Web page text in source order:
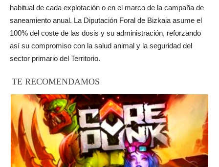
habitual de cada explotación o en el marco de la campaña de
saneamiento anual. La Diputación Foral de Bizkaia asume el
100% del coste de las dosis y su administración, reforzando
así su compromiso con la salud animal y la seguridad del
sector primario del Territorio.
TE RECOMENDAMOS